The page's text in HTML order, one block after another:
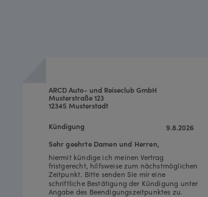
9.8.2026
ARCD Auto- und Reiseclub GmbH
Musterstraße 123
12345 Musterstadt
hiermit kündige ich meinen Vertrag
fristgerecht, hilfsweise zum nächstmöglichen
Zeitpunkt. Bitte senden Sie mir eine
schriftliche Bestätigung der Kündigung unter
Angabe des Beendigungszeitpunktes zu.
Sehr geehrte Damen und Herren,
Kündigung